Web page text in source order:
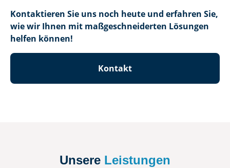
Kontaktieren Sie uns noch heute und erfahren Sie,
wie wir Ihnen mit maßgeschneiderten Lösungen
helfen können!
Kontakt
Unsere Leistungen